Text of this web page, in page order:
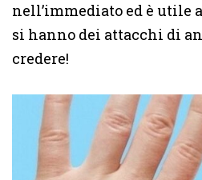
nell’immediato ed è utile
si hanno dei attacchi di
credere!